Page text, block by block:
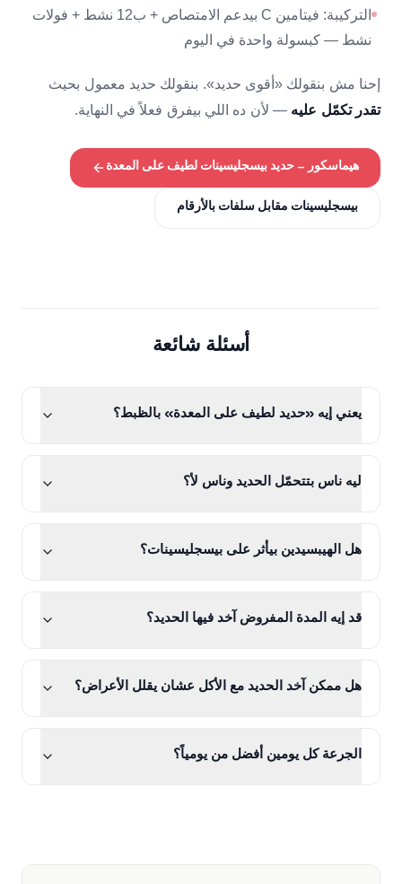
التركيبة: فيتامين C بيدعم الامتصاص + ب12 نشط + فولات
نشط — كبسولة واحدة في اليوم
إحنا مش بنقولك «أقوى حديد». بنقولك حديد معمول بحيث
تقدر تكمّل عليه — لأن ده اللي بيفرق فعلاً في النهاية.
هيماسكور — حديد بيسجليسينات لطيف على المعدة
بيسجليسينات مقابل سلفات بالأرقام
أسئلة شائعة
يعني إيه «حديد لطيف على المعدة» بالظبط؟
ليه ناس بتتحمّل الحديد وناس لأ؟
هل الهيبسيدين بيأثر على بيسجليسينات؟
قد إيه المدة المفروض آخد فيها الحديد؟
هل ممكن آخد الحديد مع الأكل عشان يقلل الأعراض؟
الجرعة كل يومين أفضل من يومياً؟